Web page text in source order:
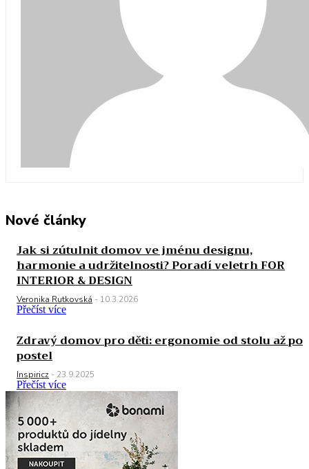
Nové články
Jak si zútulnit domov ve jménu designu,
harmonie a udržitelnosti? Poradí veletrh FOR
INTERIOR & DESIGN
Veronika Rutkovská - 10.3.2026
Přečíst více
Zdravý domov pro děti: ergonomie od stolu až po
postel
Inspiricz - 23.9.2025
Přečíst více